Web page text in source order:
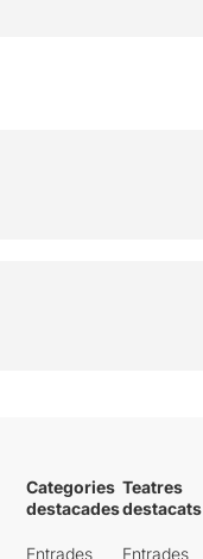
Categories
destacades
Entrades
Teatres
destacats
Entrades